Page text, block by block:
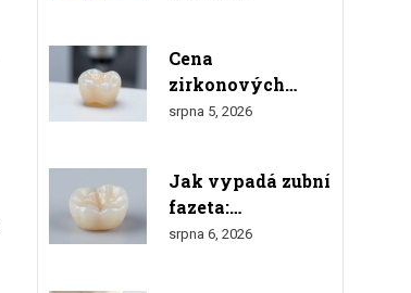
Cena
zirkonových
korunek v roce
srovnání
srpna 5, 2026
Jak vypadá zubní
fazeta:
Realistický
srpna 6, 2026